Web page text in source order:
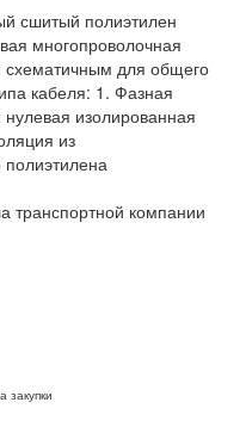
сшитый полиэтилен
многопроволочная
для общего
кабеля: 1. Фазная
изолированная
из
полиэтилена
транспортной компании
закупки